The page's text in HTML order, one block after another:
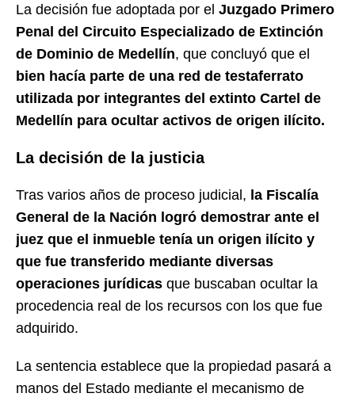
La decisión fue adoptada por el Juzgado Primero
Penal del Circuito Especializado de Extinción
de Dominio de Medellín, que concluyó que el
bien hacía parte de una red de testaferrato
utilizada por integrantes del extinto Cartel de
Medellín para ocultar activos de origen ilícito.
La decisión de la justicia
Tras varios años de proceso judicial, la Fiscalía
General de la Nación logró demostrar ante el
juez que el inmueble tenía un origen ilícito y
que fue transferido mediante diversas
operaciones jurídicas que buscaban ocultar la
procedencia real de los recursos con los que fue
adquirido.
La sentencia establece que la propiedad pasará a
manos del Estado mediante el mecanismo de